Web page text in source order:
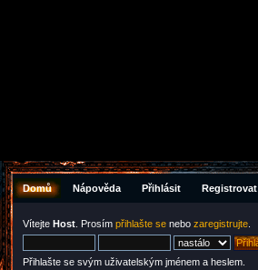
Domů Nápověda Přihlásit Registrovat
Vítejte Host . Prosím přihlašte se nebo zaregistrujte
Přihlašte se svým uživatelským jménem a heslem.